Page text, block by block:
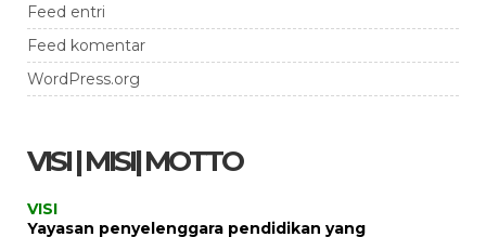
Feed entri
Feed komentar
WordPress.org
VISI | MISI| MOTTO
VISI
Yayasan penyelenggara pendidikan yang